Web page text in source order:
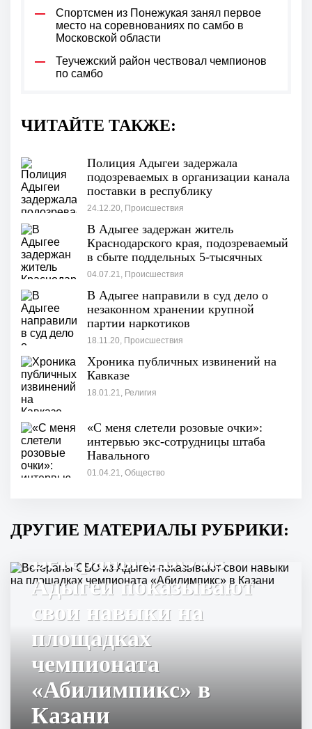
Спортсмен из Понежукая занял первое
место на соревнованиях по самбо в
Московской области
Теучежский район чествовал чемпионов
по самбо
ЧИТАЙТЕ ТАКЖЕ:
Полиция Адыгеи задержала
подозреваемых в организации канала
поставки в республику
сильнодействующих наркотиков
24.12.20, Происшествия
В Адыгее задержан житель
Краснодарского края, подозреваемый
в сбыте поддельных 5-тысячных
банкнот
04.07.21, Происшествия
В Адыгее направили в суд дело о
незаконном хранении крупной
партии наркотиков
18.11.20, Происшествия
Хроника публичных извинений на
Кавказе
18.01.21, Религия
«С меня слетели розовые очки»:
интервью экс-сотрудницы штаба
Навального
01.04.21, Общество
ДРУГИЕ МАТЕРИАЛЫ РУБРИКИ:
Ветераны СВО из
Адыгеи показывают
свои навыки на
площадках
чемпионата
«Абилимпикс» в
Казани